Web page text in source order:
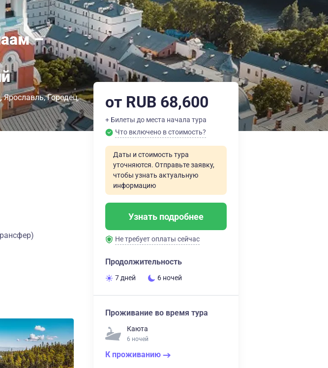
–
Ярославль Городец
от RUB 68,600
+ Билеты до места начала тура
Что включено в стоимость?
Даты и стоимость тура
уточняются. Отправьте заявку,
чтобы узнать актуальную
информацию
Узнать подробнее
Не требует оплаты сейчас
Продолжительность
7 дней 6 ночей
Проживание во время тура
Каюта
6 ночей
К проживанию